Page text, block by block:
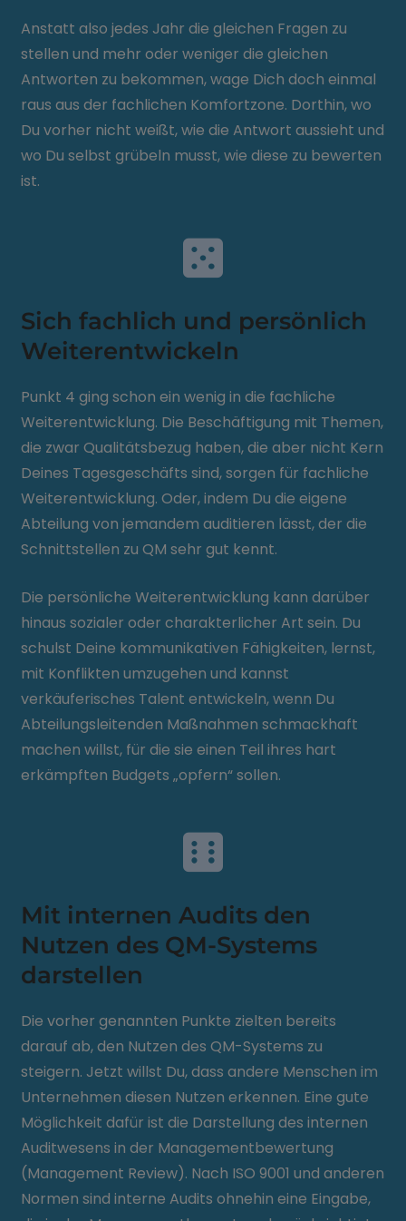
Anstatt also jedes Jahr die gleichen Fragen zu
stellen und mehr oder weniger die gleichen
Antworten zu bekommen, wage Dich doch einmal
raus aus der fachlichen Komfortzone. Dorthin, wo
Du vorher nicht weißt, wie die Antwort aussieht und
wo Du selbst grübeln musst, wie diese zu bewerten
ist.
Sich fachlich und persönlich
Weiterentwickeln
Punkt 4 ging schon ein wenig in die fachliche
Weiterentwicklung. Die Beschäftigung mit Themen,
die zwar Qualitätsbezug haben, die aber nicht Kern
Deines Tagesgeschäfts sind, sorgen für fachliche
Weiterentwicklung. Oder, indem Du die eigene
Abteilung von jemandem auditieren lässt, der die
Schnittstellen zu QM sehr gut kennt.
Die persönliche Weiterentwicklung kann darüber
hinaus sozialer oder charakterlicher Art sein. Du
schulst Deine kommunikativen Fähigkeiten, lernst,
mit Konflikten umzugehen und kannst
verkäuferisches Talent entwickeln, wenn Du
Abteilungsleitenden Maßnahmen schmackhaft
machen willst, für die sie einen Teil ihres hart
erkämpften Budgets „opfern“ sollen.
Mit internen Audits den
Nutzen des QM-Systems
darstellen
Die vorher genannten Punkte zielten bereits
darauf ab, den Nutzen des QM-Systems zu
steigern. Jetzt willst Du, dass andere Menschen im
Unternehmen diesen Nutzen erkennen. Eine gute
Möglichkeit dafür ist die Darstellung des internen
Auditwesens in der Managementbewertung
(Management Review). Nach ISO 9001 und anderen
Normen sind interne Audits ohnehin eine Eingabe,